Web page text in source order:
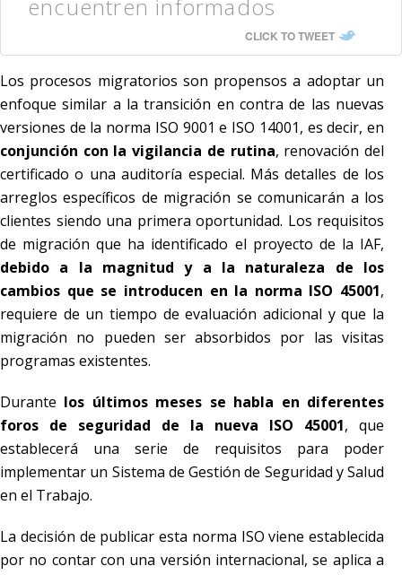
encuentren informados
CLICK TO TWEET
Los procesos migratorios son propensos a adoptar un
enfoque similar a la transición en contra de las nuevas
versiones de la norma ISO 9001 e ISO 14001, es decir, en
conjunción con la vigilancia de rutina, renovación del
certificado o una auditoría especial. Más detalles de los
arreglos específicos de migración se comunicarán a los
clientes siendo una primera oportunidad. Los requisitos
de migración que ha identificado el proyecto de la IAF,
debido a la magnitud y a la naturaleza de los
cambios que se introducen en la norma ISO 45001,
requiere de un tiempo de evaluación adicional y que la
migración no pueden ser absorbidos por las visitas
programas existentes.
Durante los últimos meses se habla en diferentes
foros de seguridad de la nueva ISO 45001, que
establecerá una serie de requisitos para poder
implementar un Sistema de Gestión de Seguridad y Salud
en el Trabajo.
La decisión de publicar esta norma ISO viene establecida
por no contar con una versión internacional, se aplica a